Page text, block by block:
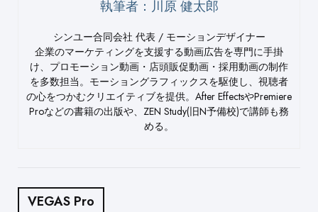
執筆者：川原 健太郎
シンユー合同会社 代表 / モーションデザイナー
企業のマーケティングを支援する動画広告を専門に手掛
け、プロモーション動画・店頭販促動画・採用動画の制作
を多数担当。モーショングラフィックスを駆使し、視聴者
の心をつかむクリエイティブを提供。After EffectsやPremiere
Proなどの書籍の出版や、ZEN Study(旧N予備校)で講師も務
める。
VEGAS Pro